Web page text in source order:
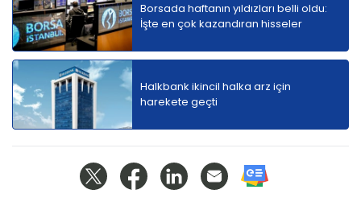
Borsada haftanın yıldızları belli oldu:
İşte en çok kazandıran hisseler
Halkbank ikincil halka arz için
harekete geçti